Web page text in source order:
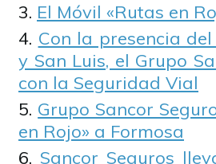
El Móvil «Rutas en
Con la presencia
y San Luis, el Grupo
con la Seguridad Vial
Grupo Sancor
en Rojo» a Formosa
Sancor Seguros